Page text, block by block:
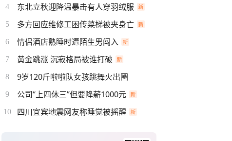
4 东北立秋迎降温暴击有人穿羽绒服
5 多方回应维修工困传菜梯被夹身亡
6 情侣酒店熟睡时遭陌生男闯入
7 黄金跳涨 沉寂格局被谁打破
8 9岁120斤啦啦队女孩跳舞火出圈
9 公司“上四休三”但要降薪1000元
10 四川宜宾地震网友称睡觉被摇醒